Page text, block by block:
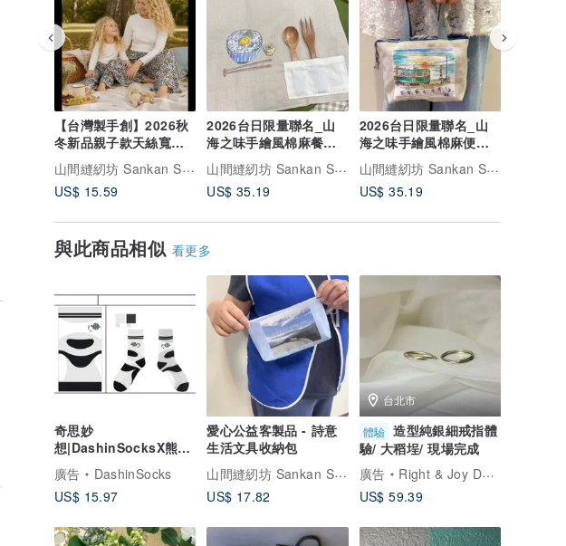
【台灣製手創】2026秋
冬新品親子款天絲寬版
褲_黃黑金磚
山間縫紉坊 Sankan Studio
US$ 15.59
2026台日限量聯名_山
海之味手繪風棉麻餐具
收納墊
山間縫紉坊 Sankan Studio
US$ 35.19
2026台日限量聯名_山
海之味手繪風棉麻便當
袋
山間縫紉坊 Sankan Studio
US$ 35.19
與此商品相似 看更多
奇思妙
想|DashinSocksX熊貓
工廠熊貓之夢_奇跡躍遷
廣告
DashinSocks
US$ 15.97
愛心公益客製品 - 詩意
生活文具收納包
山間縫紉坊 Sankan Studio
US$ 17.82
台北市
體驗 造型純銀細戒指體
驗/ 大稻埕/ 現場完成
廣告
Right & Joy Design Studio
US$ 59.39